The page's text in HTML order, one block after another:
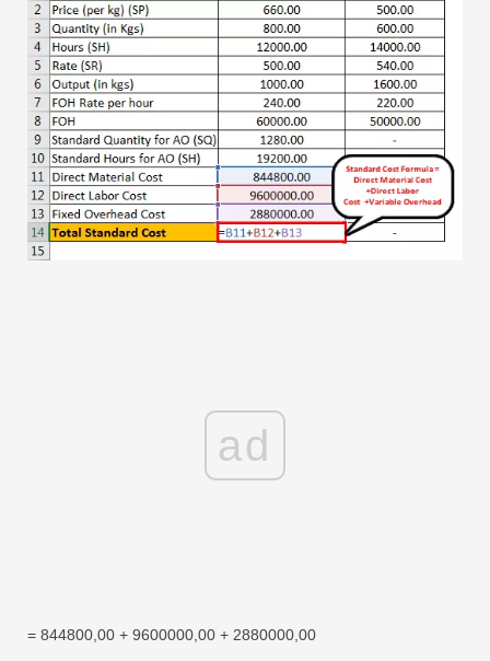
ad
= 844800,00 + 9600000,00 + 2880000,00